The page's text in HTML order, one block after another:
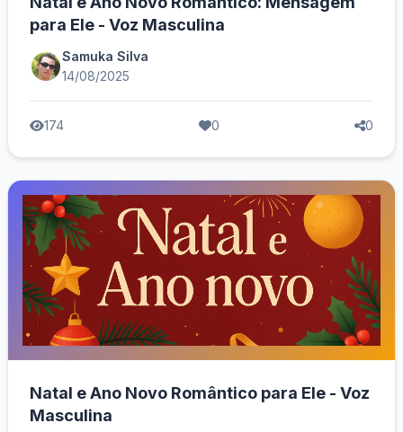
para Ele - Voz Masculina
Samuka Silva
14/08/2025
174 0 0
Natal e Ano Novo Romântico para Ele - Voz
Masculina